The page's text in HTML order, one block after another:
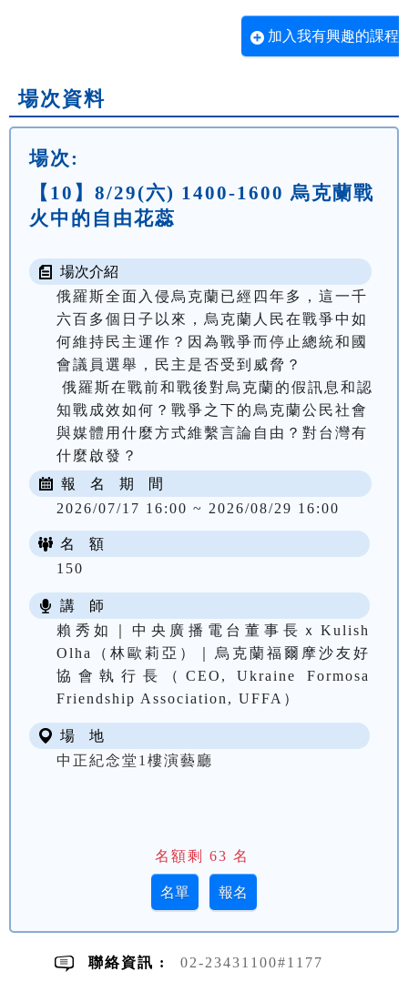
加入我有興趣的課程
場次資料
場次:
【10】8/29(六) 1400-1600 烏克蘭戰
火中的自由花蕊
場次介紹
俄羅斯全面入侵烏克蘭已經四年多，這一千
六百多個日子以來，烏克蘭人民在戰爭中如
何維持民主運作？因為戰爭而停止總統和國
會議員選舉，民主是否受到威脅？
知戰成效如何？戰爭之下的烏克蘭公民社會
與媒體用什麼方式維繫言論自由？對台灣有
什麼啟發？
報 名 期 間
2026/07/17 16:00 ~ 2026/08/29 16:00
名 額
150
講 師
賴秀如｜中央廣播電台董事長ｘKulish
Olha（林歐莉亞）｜烏克蘭福爾摩沙友好
協會執行長（CEO, Ukraine Formosa
Friendship Association, UFFA）
場 地
中正紀念堂1樓演藝廳
名額剩 63 名
聯絡資訊 : 02-23431100#1177